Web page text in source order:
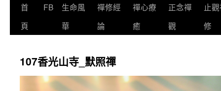
首
頁
FB
生命風
華
禪修經
論
禪心療
癒
正念禪
觀
止
修
107香光山寺_默照禪